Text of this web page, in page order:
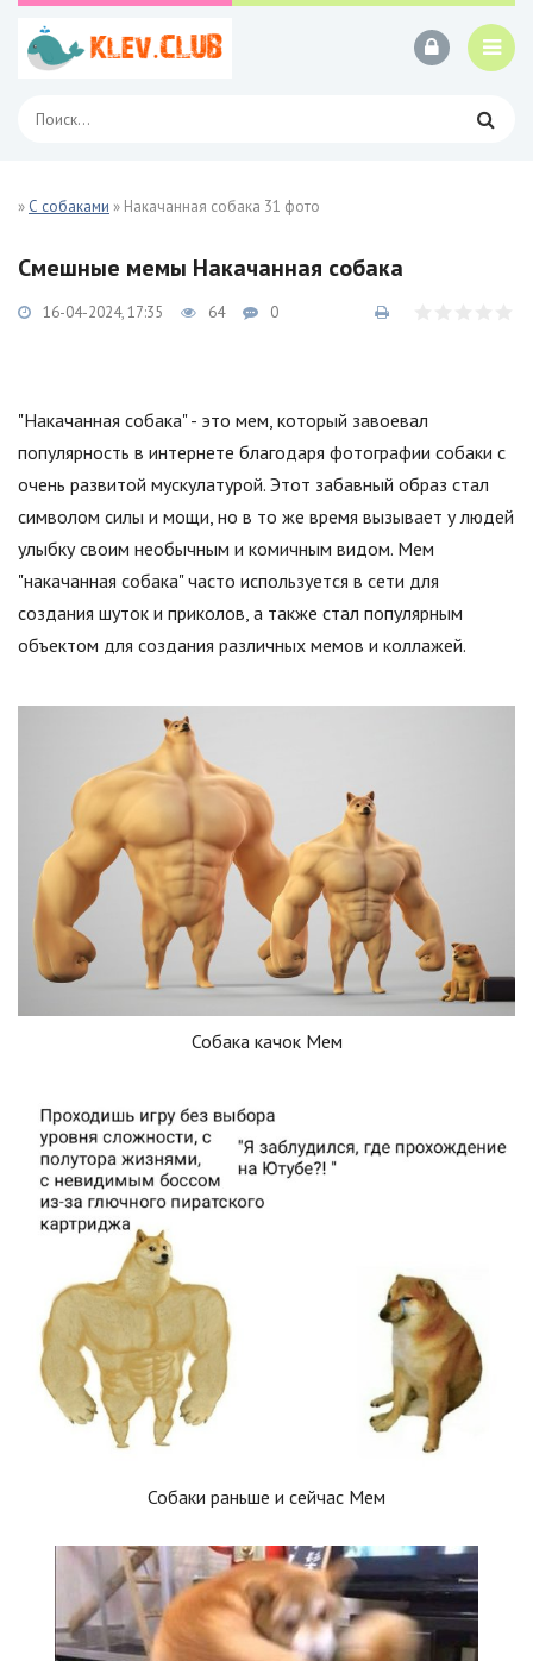
» С собаками » Накачанная собака 31 фото
Смешные мемы Накачанная собака
16-04-2024, 17:35 64 0
"Накачанная собака" - это мем, который завоевал
популярность в интернете благодаря фотографии собаки с
очень развитой мускулатурой. Этот забавный образ стал
символом силы и мощи, но в то же время вызывает у людей
улыбку своим необычным и комичным видом. Мем
"накачанная собака" часто используется в сети для
создания шуток и приколов, а также стал популярным
объектом для создания различных мемов и коллажей.
Собака качок Мем
Собаки раньше и сейчас Мем